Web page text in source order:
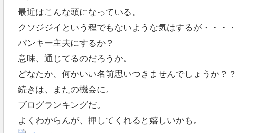
最近はこんな頭になっている。
クソジジイという程でもないような気はするが・・・・
パンキー主夫にするか？
意味、通じてるのだろうか。
どなたか、何かいい名前思いつきませんでしょうか？？
続きは、またの機会に。
ブログランキングだ。
よくわからんが、押してくれると嬉しいかも。